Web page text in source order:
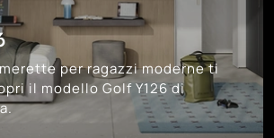
per ragazzi moderne ti
il modello Golf Y126 di